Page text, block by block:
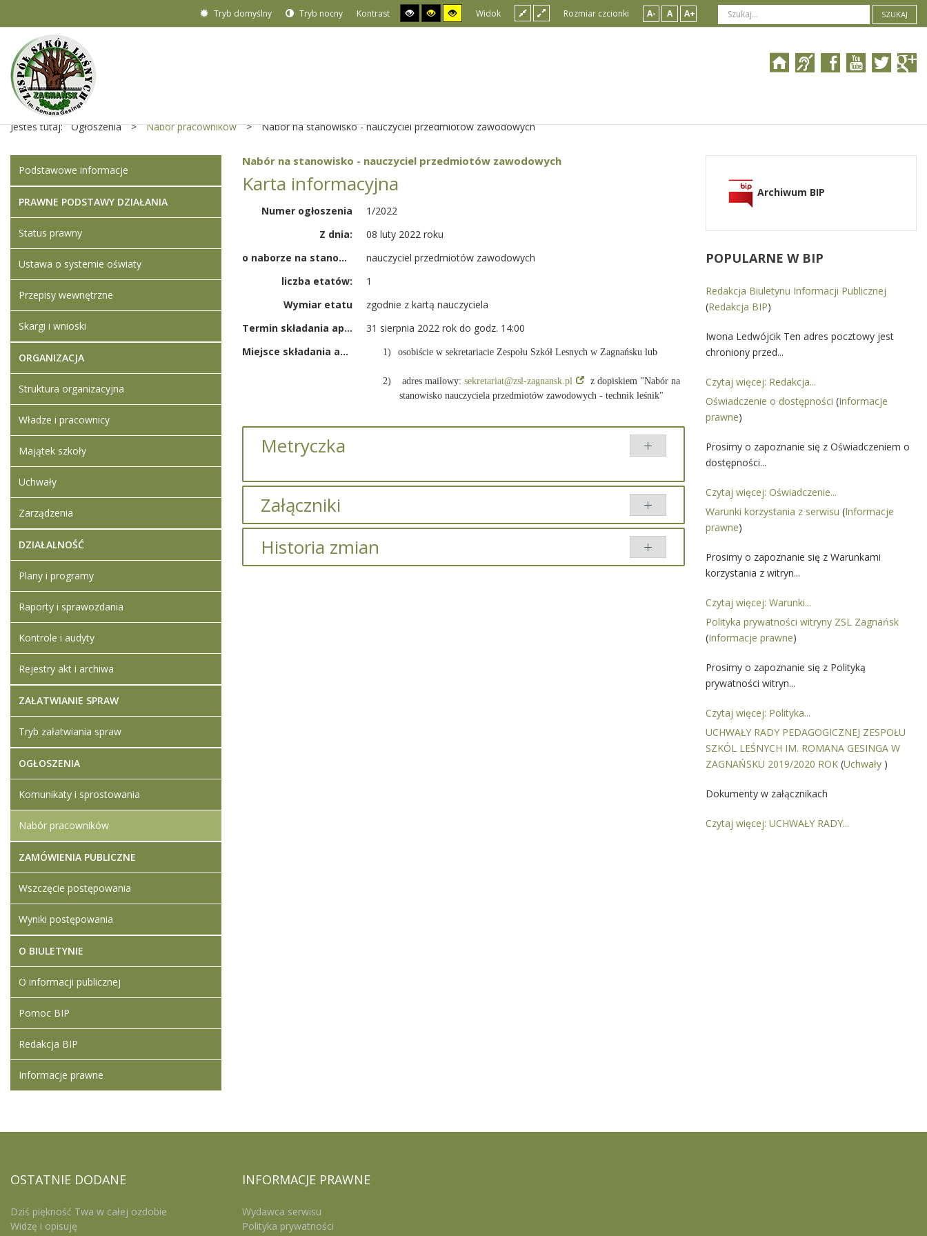
Tryb domyślny Tryb nocny Kontrast Widok Rozmiar czcionki A- A A+ SZUKAJ
Jesteś tutaj: Ogłoszenia > Nabór pracowników > Nabór na stanowisko - nauczyciel przedmiotów zawodowych
Nabór na stanowisko - nauczyciel przedmiotów zawodowych
Karta informacyjna
Numer ogłoszenia
1/2022
Z dnia:
08 luty 2022 roku
o naborze na stanowisko:
nauczyciel przedmiotów zawodowych
liczba etatów:
1
Wymiar etatu
zgodnie z kartą nauczyciela
Termin składania apliakcji
31 sierpnia 2022 rok do godz. 14:00
Miejsce składania aplikacji
1) osobiście w sekretariacie Zespołu Szkół Lesnych w Zagnańsku lub
2) adres mailowy: sekretariat@zsl-zagnansk.pl
z dopiskiem "Nabór na
stanowisko nauczyciela przedmiotów zawodowych - technik leśnik"
Metryczka
Załączniki
Brak załączników.
Historia zmian
Podstawowe informacje
PRAWNE PODSTAWY DZIAŁANIA
Status prawny
Ustawa o systemie oświaty
Przepisy wewnętrzne
Skargi i wnioski
ORGANIZACJA
Struktura organizacyjna
Władze i pracownicy
Majątek szkoły
Uchwały
Zarządzenia
DZIAŁALNOŚĆ
Plany i programy
Raporty i sprawozdania
Kontrole i audyty
Rejestry akt i archiwa
ZAŁATWIANIE SPRAW
Tryb załatwiania spraw
OGŁOSZENIA
Komunikaty i sprostowania
Nabór pracowników
ZAMÓWIENIA PUBLICZNE
Wszczęcie postępowania
Wyniki postępowania
O BIULETYNIE
O informacji publicznej
Pomoc BIP
Redakcja BIP
Informacje prawne
Archiwum BIP
POPULARNE W BIP
Redakcja Biuletynu Informacji Publicznej
(Redakcja BIP)
Iwona Ledwójcik Ten adres pocztowy jest
chroniony przed...
Czytaj więcej: Redakcja...
Oświadczenie o dostępności (Informacje
prawne)
Prosimy o zapoznanie się z Oświadczeniem o
dostępności...
Czytaj więcej: Oświadczenie...
Warunki korzystania z serwisu (Informacje
prawne)
Prosimy o zapoznanie się z Warunkami
korzystania z witryn...
Czytaj więcej: Warunki...
Polityka prywatności witryny ZSL Zagnańsk
(Informacje prawne)
Prosimy o zapoznanie się z Polityką
prywatności witryn...
Czytaj więcej: Polityka...
UCHWAŁY RADY PEDAGOGICZNEJ ZESPOŁU
SZKÓL LEŚNYCH IM. ROMANA GESINGA W
ZAGNAŃSKU 2019/2020 ROK (Uchwały )
Dokumenty w załącznikach
Czytaj więcej: UCHWAŁY RADY...
OSTATNIE DODANE
Dziś piękność Twa w całej ozdobie
Widzę i opisuję
INFORMACJE PRAWNE
Wydawca serwisu
Polityka prywatności